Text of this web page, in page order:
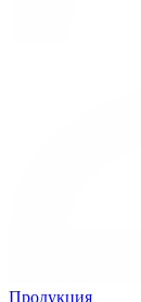
Продукция